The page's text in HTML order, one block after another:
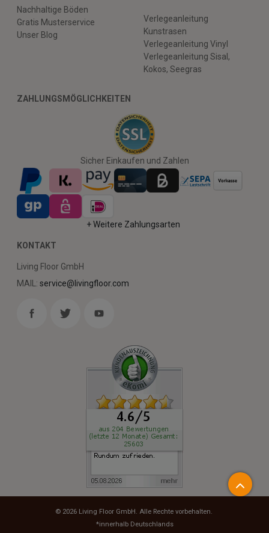
Nachhaltige Böden
Gratis Musterservice
Unser Blog
Verlegeanleitung
Kunstrasen
Verlegeanleitung Vinyl
Verlegeanleitung Sisal,
Kokos, Seegras
ZAHLUNGSMÖGLICHKEITEN
Sicher Einkaufen und Zahlen
+ Weitere Zahlungsarten
KONTAKT
Living Floor GmbH
MAIL: service@livingfloor.com
© 2026 Living Floor GmbH . Alle Rechte vorbehalten.
*innerhalb Deutschlands